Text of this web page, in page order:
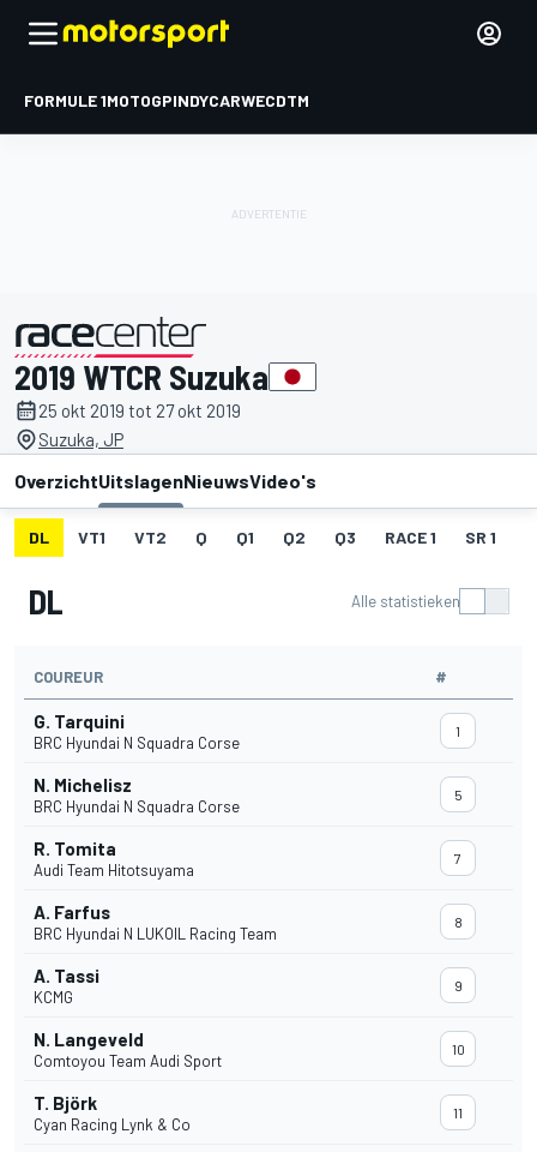
FORMULE 1MOTOGPINDYCARWECDTM
gepresenteerd door
2019 WTCR Suzuka
25 okt 2019 tot 27 okt 2019
Suzuka, JP
OverzichtUitslagenNieuwsVideo's
DL VT1 VT2 Q Q1 Q2 Q3 RACE 1 SR 1
DL Alle statistieken
COUREUR #
G. Tarquini
BRC Hyundai N Squadra Corse
1
N. Michelisz
BRC Hyundai N Squadra Corse
5
R. Tomita
Audi Team Hitotsuyama
7
A. Farfus
BRC Hyundai N LUKOIL Racing Team
8
A. Tassi
KCMG
9
N. Langeveld
Comtoyou Team Audi Sport
10
T. Björk
Cyan Racing Lynk & Co
11